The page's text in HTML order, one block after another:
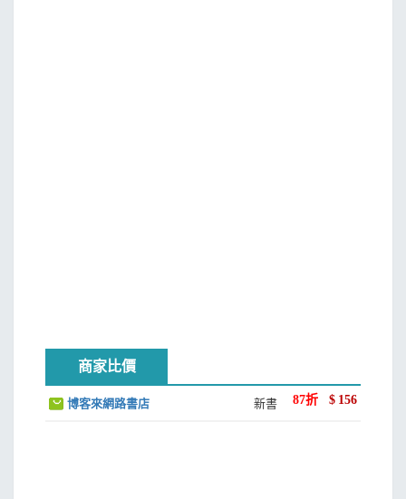
商家比價
博客來網路書店 新書 87折 $ 156